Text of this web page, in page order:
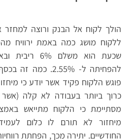
הולך לקוח אל הבנק ורוצה למחזר
ללקוח מושג כמה באמת ירוויח
שכעת הוא משלם
להפחיתה ל- 2.55%.
פוגש הלקוח פקיד אשר יודע כי
כרוך ביותר בעבודה לא קלה
מסתיימת כי הלקוח מתייאש
מיחזור לא תורם לו כלום
החודשיים. יתירה מכך, הפחתת